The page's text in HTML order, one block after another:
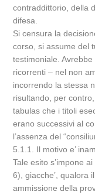
contraddittorio, della
difesa.
Si censura la
corso, si assume del
testimoniale.
ricorrenti – nel non
incorrendo la stessa
risultando, per
tabulas che i titoli
erano successivi al
l’assenza del
5.1.1. Il motivo e’
Tale esito s’impone
6), giacche’, qualora
ammissione della